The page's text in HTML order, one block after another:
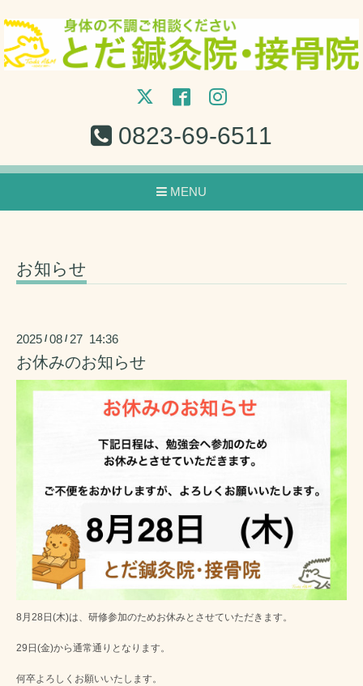
0823-69-6511
MENU
お知らせ
2025 /08 / 27 14:36
お休みのお知らせ
8月28日(木)は、研修参加のためお休みとさせていただきます。
29日(金)から通常通りとなります。
何卒よろしくお願いいたします。